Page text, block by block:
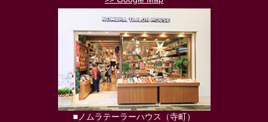
■ノムラテーラーハウス（寺町）